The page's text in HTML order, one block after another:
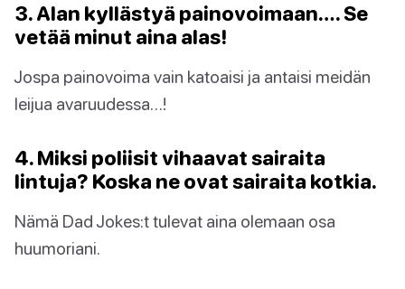
3. Alan kyllästyä painovoimaan…. Se
vetää minut aina alas!
Jospa painovoima vain katoaisi ja antaisi meidän
leijua avaruudessa…!
4. Miksi poliisit vihaavat sairaita
lintuja? Koska ne ovat sairaita kotkia.
Nämä Dad Jokes:t tulevat aina olemaan osa
huumoriani.